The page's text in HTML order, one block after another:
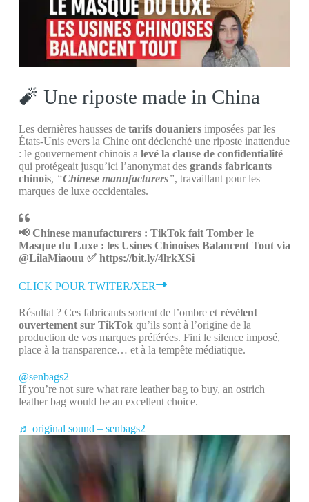
🧨 Une riposte made in China
Les dernières hausses de tarifs douaniersimposées par les
États-Unis evers la Chine ont déclenché une riposte inattendue
: le gouvernement chinois a levé la clause de confidentialité
qui protégeait jusqu’ici l’anonymat des grands fabricants
chinois, “Chinese manufacturers”, travaillant pour les
marques de luxe occidentales.
📢 Chinese manufacturers : TikTok fait Tomber le
Masque du Luxe : les Usines Chinoises Balancent Tout via
@LilaMiaouu ✅ https://bit.ly/4lrkXSi
CLICK POUR TWITER/XER
Résultat ? Ces fabricants sortent de l’ombre et révèlent
ouvertement sur TikTok qu’ils sont à l’origine de la
production de vos marques préférées. Fini le silence imposé,
place à la transparence… et à la tempête médiatique.
@senbags2
If you’re not sure what rare leather bag to buy, an ostrich
leather bag would be an excellent choice.
♬ original sound – senbags2